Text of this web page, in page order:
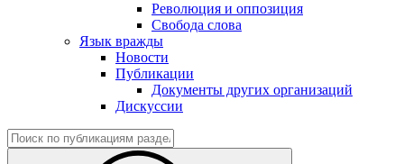
Революция и оппозиция
Свобода слова
Язык вражды
Новости
Публикации
Документы других организаций
Дискуссии